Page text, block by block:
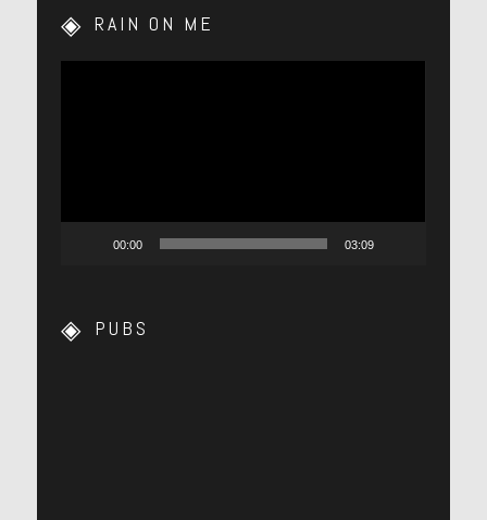
RAIN ON ME
00:00 03:09
PUBS